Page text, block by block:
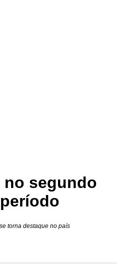
no segundo
torna destaque no país